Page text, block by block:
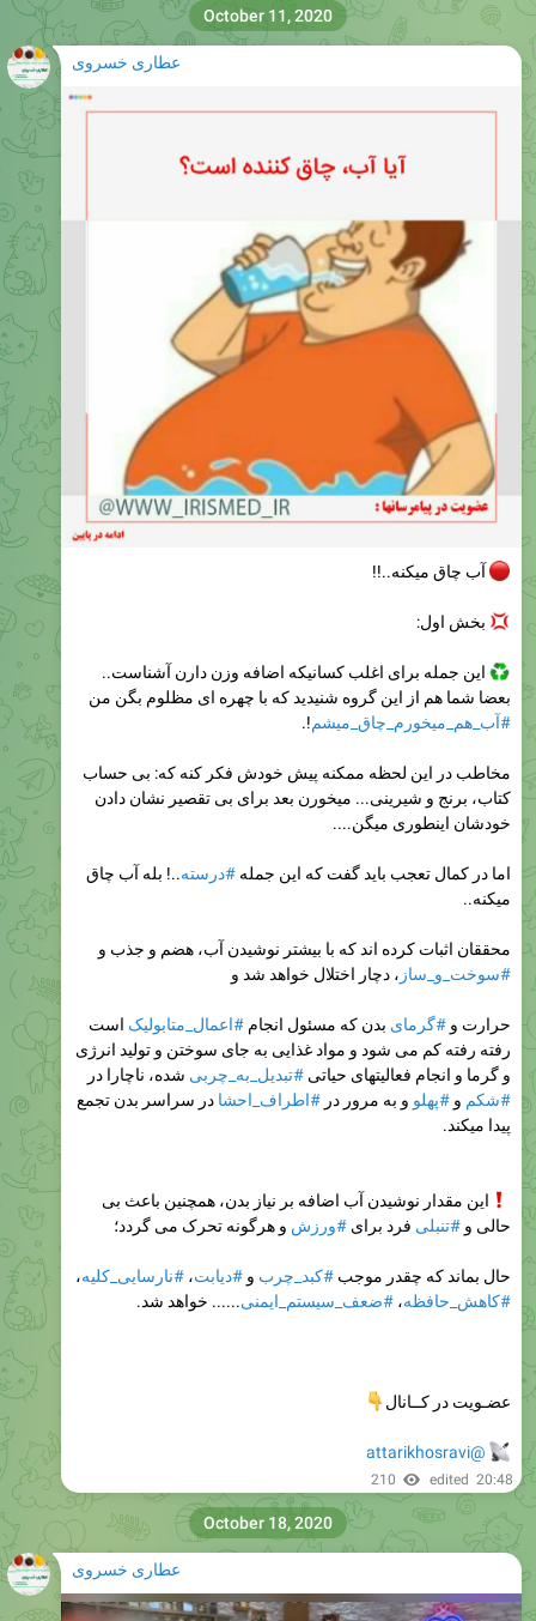
عطاری خسروی
آب چاق میکنه..!!
بخش اول:
این جمله برای اغلب کسانیکه اضافه وزن دارن آشناست..
بعضا شما هم از این گروه شنیدید که با چهره ای مظلوم بگن من
#آب_هم_میخورم_چاق_میشم!.
مخاطب در این لحظه ممکنه پیش خودش فکر کنه که: بی حساب
کتاب، برنج و شیرینی... میخورن بعد برای بی تقصیر نشان دادن
خودشان اینطوری میگن....
اما در کمال تعجب باید گفت که این جمله #درسته..! بله آب چاق
میکنه..
محققان اثبات کرده اند که با بیشتر نوشیدن آب، هضم و جذب و
#سوخت_و_ساز ، دچار اختلال خواهد شد و
حرارت و #گرمای بدن که مسئول انجام #اعمال_متابولیک است
رفته رفته کم می شود و مواد غذایی به جای سوختن و تولید انرژی
و گرما و انجام فعالیتهای حیاتی #تبدیل_به_چربی شده، ناچارا در
#شکم و #پهلو و به مرور در #اطراف_احشا در سراسر بدن تجمع
پیدا میکند.
این مقدار نوشیدن آب اضافه بر نیاز بدن، همچنین باعث بی
حالی و #تنبلی فرد برای #ورزش و هرگونه تحرک می گردد؛
حال بماند که چقدر موجب #کبد_چرب و #دیابت، #نارسایی_کلیه،
#کاهش_حافظه، #ضعف_سیستم_ایمنی...... خواهد شد.
عضـویت در کــانال
@attarikhosravi
210 edited 20:48
October 11, 2020
عطاری خسروی
October 18, 2020